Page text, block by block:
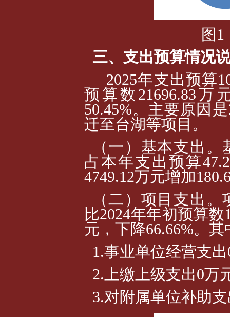
图
三、支出预算情况
2025年支出预算
预算数21696.83万
50.45%。主要原因
迁至台湖等项目。
（一）基本支出
占本年支出预算
4749.12万元增加
（二）项目支出
比2024年年初预算数
元，下降66.66%。其
1.事业单位经营支
2.上缴上级支出0万
3.对附属单位补助